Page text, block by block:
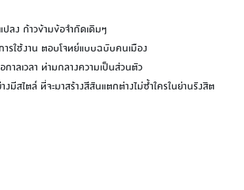
ลง ก้าวข้ามข้อจำกัดเดิมๆ
ารใช้งาน ตอบโจทย์แบบฉบับคนเมือง
าลเวลา ท่ามกลางความเป็นส่วนตัว
มีสไตล์ ที่จะมาสร้างสีสันแตกต่างไม่ซ้ำใครในย่านรังสิต